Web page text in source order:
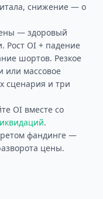
снижение — о
— здоровый
Рост OI + падение
шортов. Резкое
или массовое
сценария и три
OI вместе со
.
фандинге —
цены.